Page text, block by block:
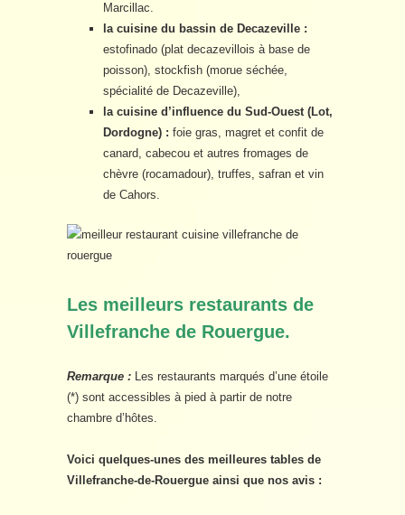
Marcillac.
la cuisine du bassin de Decazeville :
estofinado (plat decazevillois à base de
poisson), stockfish (morue séchée,
spécialité de Decazeville),
la cuisine d’influence du Sud-Ouest (Lot,
Dordogne) : foie gras, magret et confit de
canard, cabecou et autres fromages de
chèvre (rocamadour), truffes, safran et vin
de Cahors.
Les meilleurs restaurants de
Villefranche de Rouergue.
Remarque : Les restaurants marqués d’une étoile
(*) sont accessibles à pied à partir de notre
chambre d’hôtes.
Voici quelques-unes des meilleures tables de
Villefranche-de-Rouergue ainsi que nos avis :